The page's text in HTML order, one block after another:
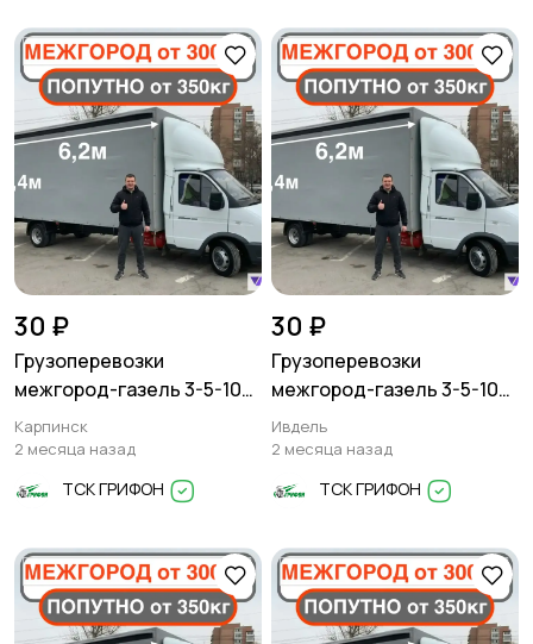
30 ₽
Грузоперевозки
межгород-газель 3-5-10
тонн
Карпинск
2 месяца назад
ТСК ГРИФОН
30 ₽
Грузоперевозки
межгород-газель 3-5-10
тонн
Ивдель
2 месяца назад
ТСК ГРИФОН